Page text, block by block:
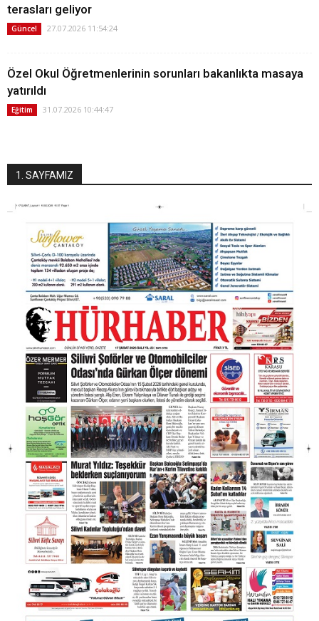
terasları geliyor
Güncel 27.07.2026 11:54:24
Özel Okul Öğretmenlerinin sorunları bakanlıkta masaya
yatırıldı
Eğitim 31.07.2026 10:44:47
1. SAYFAMIZ